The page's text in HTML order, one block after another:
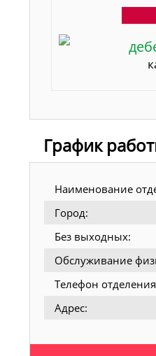
График
Наименование
Город:
Без выходных:
Обслуживание
Телефон
Адрес: